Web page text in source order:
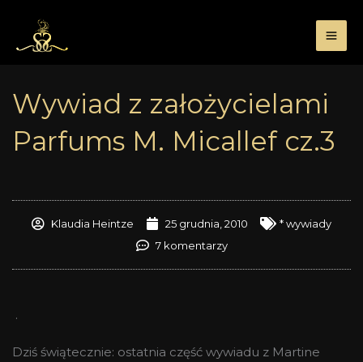
treści
Wywiad z założycielami
Parfums M. Micallef cz.3
Klaudia Heintze 25 grudnia, 2010
* wywiady
7 komentarzy
.
Dziś świątecznie: ostatnia część wywiadu z Martine